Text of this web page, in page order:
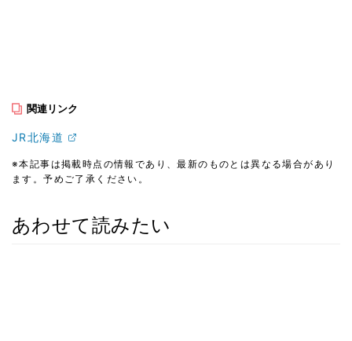
関連リンク
JR北海道
※本記事は掲載時点の情報であり、最新のものとは異なる場合があり
ます。予めご了承ください。
あわせて読みたい